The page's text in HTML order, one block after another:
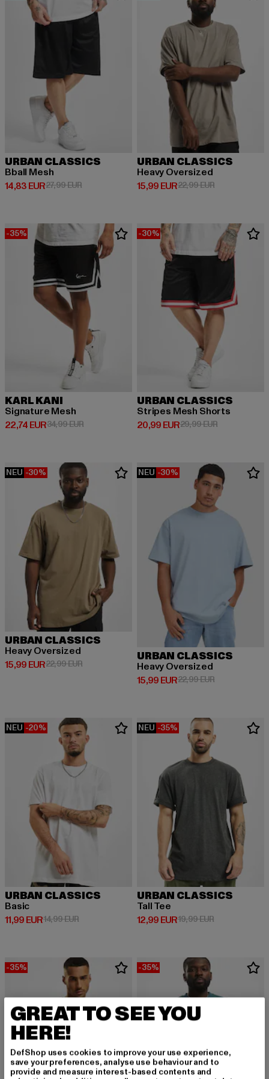
URBAN CLASSICS
Bball Mesh
14,83 EUR
Derzeitiger Preis: 14,83 EUR
27,99 EURAktionspreis: 27,99 EUR
URBAN CLASSICS
Heavy Oversized
15,99 EUR
Derzeitiger Preis: 15,99 EUR
22,99 EURAktionspreis:
-35%
KARL KANI
Signature Mesh
22,74 EUR
Derzeitiger Preis: 22,74 EUR
34,99 EURAktionspreis: 34,99 EUR
-30%
URBAN CLASSICS
Stripes Mesh Shorts
20,99 EUR
Derzeitiger Preis: 20,99 EUR
29,99 EURAktionspreis:
NEU -30%
URBAN CLASSICS
Heavy Oversized
15,99 EUR
Derzeitiger Preis: 15,99 EUR
22,99 EURAktionspreis: 22,99 EUR
NEU -30%
URBAN CLASSICS
Heavy Oversized
15,99 EUR
Derzeitiger Preis: 15,99 EUR
22,99 EURAktionspreis:
NEU -20%
URBAN CLASSICS
Basic
11,99 EUR
Derzeitiger Preis: 11,99 EUR
14,99 EURAktionspreis: 14,99 EUR
NEU -35%
URBAN CLASSICS
Tall Tee
12,99 EUR
Derzeitiger Preis: 12,99 EUR
19,99 EURAktionspreis:
-35% -35%
GREAT TO SEE YOU
HERE!
DefShop uses cookies to improve your use experience,
save your preferences, analyse use behaviour and to
provide and measure interest-based contents and